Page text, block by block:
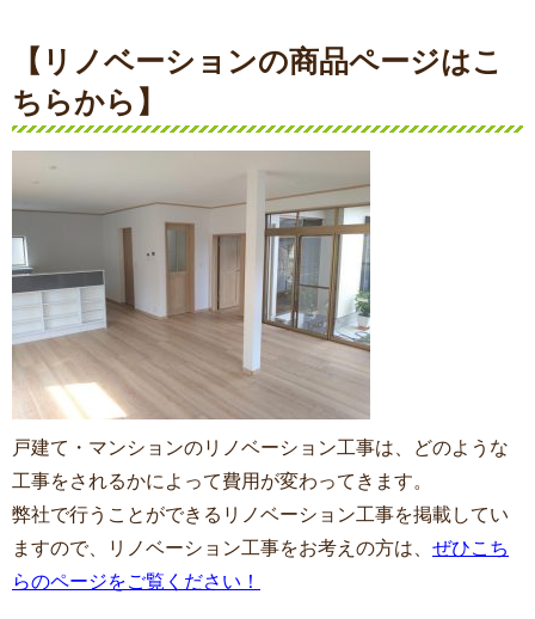
【リノベーションの商品ページはこ
ちらから】
戸建て・マンションのリノベーション工事は、どのような
工事をされるかによって費用が変わってきます。
弊社で行うことができるリノベーション工事を掲載してい
ますので、リノベーション工事をお考えの方は、 ぜひこち
らのページをご覧ください！